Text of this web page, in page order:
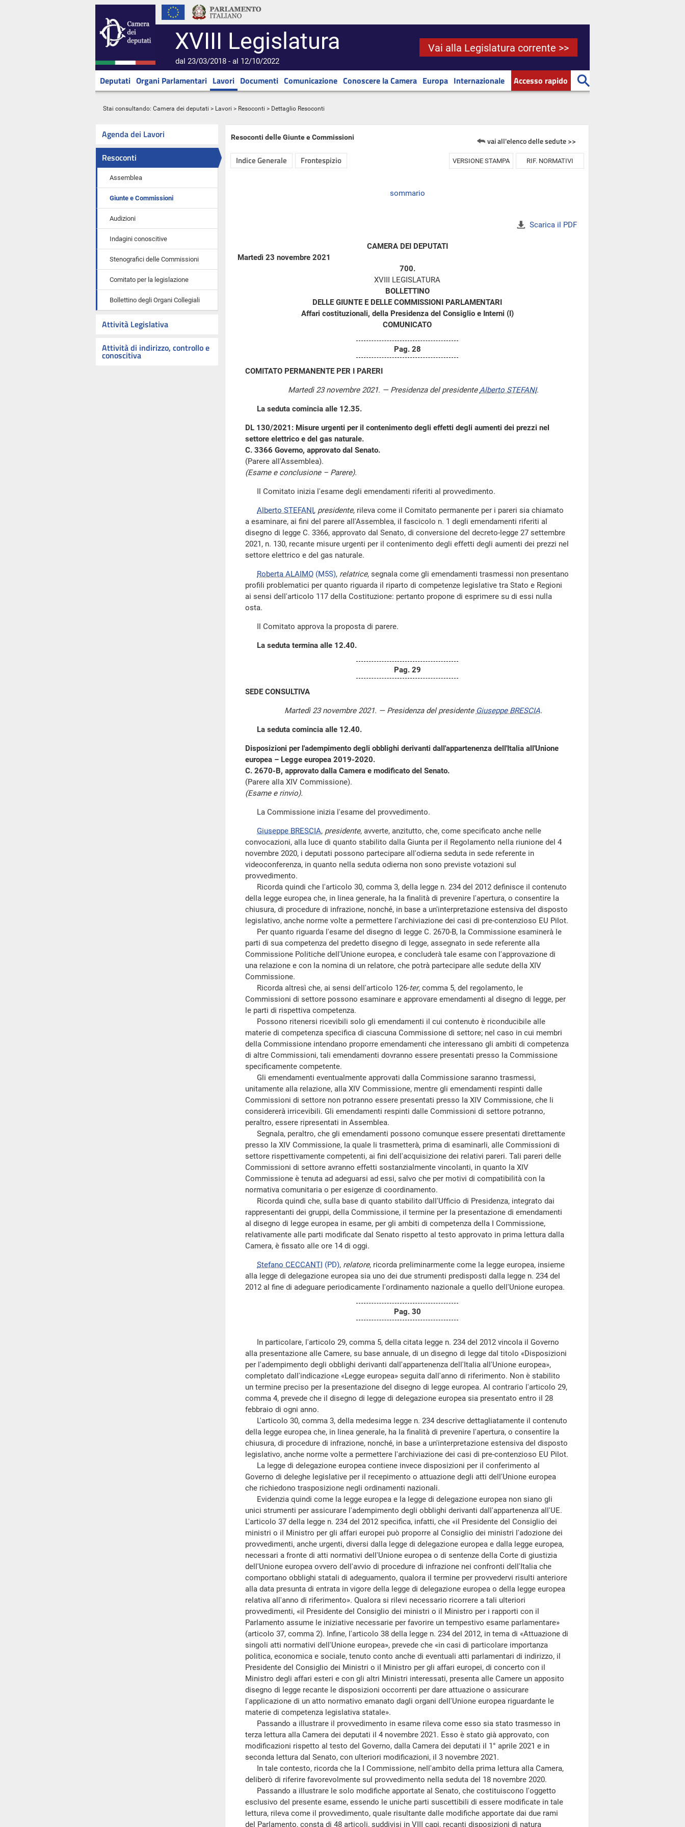
XVIII Legislatura
dal 23/03/2018 - al 12/10/2022
Vai alla Legislatura corrente >>
Deputati Organi Parlamentari Lavori Documenti Comunicazione Conoscere la Camera Europa Internazionale Accesso rapido
Stai consultando: Camera dei deputati > Lavori > Resoconti > Dettaglio Resoconti
Agenda dei Lavori
Resoconti
Assemblea
Giunte e Commissioni
Audizioni
Indagini conoscitive
Stenografici delle Commissioni
Comitato per la legislazione
Bollettino degli Organi Collegiali
Attività Legislativa
Attività di indirizzo, controllo e
conoscitiva
Resoconti delle Giunte e Commissioni vai all'elenco delle sedute >>
Indice Generale Frontespizio VERSIONE STAMPA RIF. NORMATIVI
sommario
Scarica il PDF
CAMERA DEI DEPUTATI
Martedì 23 novembre 2021
700.
XVIII LEGISLATURA
BOLLETTINO
DELLE GIUNTE E DELLE COMMISSIONI PARLAMENTARI
Affari costituzionali, della Presidenza del Consiglio e Interni (I)
COMUNICATO
Pag. 28
COMITATO PERMANENTE PER I PARERI
Martedì 23 novembre 2021. — Presidenza del presidenteAlberto STEFANI.
La seduta comincia alle 12.35.
DL 130/2021: Misure urgenti per il contenimento degli effetti degli aumenti dei prezzi nel
settore elettrico e del gas naturale.
C. 3366 Governo, approvato dal Senato.
(Parere all'Assemblea).
(Esame e conclusione – Parere).
Il Comitato inizia l'esame degli emendamenti riferiti al provvedimento.
Alberto STEFANI, presidente, rileva come il Comitato permanente per i pareri sia chiamato
a esaminare, ai fini del parere all'Assemblea, il fascicolo n. 1 degli emendamenti riferiti al
disegno di legge C. 3366, approvato dal Senato, di conversione del decreto-legge 27 settembre
2021, n. 130, recante misure urgenti per il contenimento degli effetti degli aumenti dei prezzi nel
settore elettrico e del gas naturale.
Roberta ALAIMO (M5S), relatrice, segnala come gli emendamenti trasmessi non presentano
profili problematici per quanto riguarda il riparto di competenze legislative tra Stato e Regioni
ai sensi dell'articolo 117 della Costituzione: pertanto propone di esprimere su di essi nulla
osta.
Il Comitato approva la proposta di parere.
La seduta termina alle 12.40.
Pag. 29
SEDE CONSULTIVA
Martedì 23 novembre 2021. — Presidenza del presidente Giuseppe BRESCIA.
La seduta comincia alle 12.40.
Disposizioni per l'adempimento degli obblighi derivanti dall'appartenenza dell'Italia all'Unione
europea – Legge europea 2019-2020.
C. 2670-B, approvato dalla Camera e modificato del Senato.
(Parere alla XIV Commissione).
(Esame e rinvio).
La Commissione inizia l'esame del provvedimento.
Giuseppe BRESCIA, presidente, avverte, anzitutto, che, come specificato anche nelle
convocazioni, alla luce di quanto stabilito dalla Giunta per il Regolamento nella riunione del 4
novembre 2020, i deputati possono partecipare all'odierna seduta in sede referente in
videoconferenza, in quanto nella seduta odierna non sono previste votazioni sul
provvedimento.
Ricorda quindi che l'articolo 30, comma 3, della legge n. 234 del 2012 definisce il contenuto
della legge europea che, in linea generale, ha la finalità di prevenire l'apertura, o consentire la
chiusura, di procedure di infrazione, nonché, in base a un'interpretazione estensiva del disposto
legislativo, anche norme volte a permettere l'archiviazione dei casi di pre-contenzioso EU Pilot.
Per quanto riguarda l'esame del disegno di legge C. 2670-B, la Commissione esaminerà le
parti di sua competenza del predetto disegno di legge, assegnato in sede referente alla
Commissione Politiche dell'Unione europea, e concluderà tale esame con l'approvazione di
una relazione e con la nomina di un relatore, che potrà partecipare alle sedute della XIV
Commissione.
Ricorda altresì che, ai sensi dell'articolo 126-ter, comma 5, del regolamento, le
Commissioni di settore possono esaminare e approvare emendamenti al disegno di legge, per
le parti di rispettiva competenza.
Possono ritenersi ricevibili solo gli emendamenti il cui contenuto è riconducibile alle
materie di competenza specifica di ciascuna Commissione di settore; nel caso in cui membri
della Commissione intendano proporre emendamenti che interessano gli ambiti di competenza
di altre Commissioni, tali emendamenti dovranno essere presentati presso la Commissione
specificamente competente.
Gli emendamenti eventualmente approvati dalla Commissione saranno trasmessi,
unitamente alla relazione, alla XIV Commissione, mentre gli emendamenti respinti dalle
Commissioni di settore non potranno essere presentati presso la XIV Commissione, che li
considererà irricevibili. Gli emendamenti respinti dalle Commissioni di settore potranno,
peraltro, essere ripresentati in Assemblea.
Segnala, peraltro, che gli emendamenti possono comunque essere presentati direttamente
presso la XIV Commissione, la quale li trasmetterà, prima di esaminarli, alle Commissioni di
settore rispettivamente competenti, ai fini dell'acquisizione dei relativi pareri. Tali pareri delle
Commissioni di settore avranno effetti sostanzialmente vincolanti, in quanto la XIV
Commissione è tenuta ad adeguarsi ad essi, salvo che per motivi di compatibilità con la
normativa comunitaria o per esigenze di coordinamento.
Ricorda quindi che, sulla base di quanto stabilito dall'Ufficio di Presidenza, integrato dai
rappresentanti dei gruppi, della Commissione, il termine per la presentazione di emendamenti
al disegno di legge europea in esame, per gli ambiti di competenza della I Commissione,
relativamente alle parti modificate dal Senato rispetto al testo approvato in prima lettura dalla
Camera, è fissato alle ore 14 di oggi.
Stefano CECCANTI (PD), relatore, ricorda preliminarmente come la legge europea, insieme
alla legge di delegazione europea sia uno dei due strumenti predisposti dalla legge n. 234 del
2012 al fine di adeguare periodicamente l'ordinamento nazionale a quello dell'Unione europea.
Pag. 30
In particolare, l'articolo 29, comma 5, della citata legge n. 234 del 2012 vincola il Governo
alla presentazione alle Camere, su base annuale, di un disegno di legge dal titolo «Disposizioni
per l'adempimento degli obblighi derivanti dall'appartenenza dell'Italia all'Unione europea»,
completato dall'indicazione «Legge europea» seguita dall'anno di riferimento. Non è stabilito
un termine preciso per la presentazione del disegno di legge europea. Al contrario l'articolo 29,
comma 4, prevede che il disegno di legge di delegazione europea sia presentato entro il 28
febbraio di ogni anno.
L'articolo 30, comma 3, della medesima legge n. 234 descrive dettagliatamente il contenuto
della legge europea che, in linea generale, ha la finalità di prevenire l'apertura, o consentire la
chiusura, di procedure di infrazione, nonché, in base a un'interpretazione estensiva del disposto
legislativo, anche norme volte a permettere l'archiviazione dei casi di pre-contenzioso EU Pilot.
La legge di delegazione europea contiene invece disposizioni per il conferimento al
Governo di deleghe legislative per il recepimento o attuazione degli atti dell'Unione europea
che richiedono trasposizione negli ordinamenti nazionali.
Evidenzia quindi come la legge europea e la legge di delegazione europea non siano gli
unici strumenti per assicurare l'adempimento degli obblighi derivanti dall'appartenenza all'UE.
L'articolo 37 della legge n. 234 del 2012 specifica, infatti, che «il Presidente del Consiglio dei
ministri o il Ministro per gli affari europei può proporre al Consiglio dei ministri l'adozione dei
provvedimenti, anche urgenti, diversi dalla legge di delegazione europea e dalla legge europea,
necessari a fronte di atti normativi dell'Unione europea o di sentenze della Corte di giustizia
dell'Unione europea ovvero dell'avvio di procedure di infrazione nei confronti dell'Italia che
comportano obblighi statali di adeguamento, qualora il termine per provvedervi risulti anteriore
alla data presunta di entrata in vigore della legge di delegazione europea o della legge europea
relativa all'anno di riferimento». Qualora si rilevi necessario ricorrere a tali ulteriori
provvedimenti, «il Presidente del Consiglio dei ministri o il Ministro per i rapporti con il
Parlamento assume le iniziative necessarie per favorire un tempestivo esame parlamentare»
(articolo 37, comma 2). Infine, l'articolo 38 della legge n. 234 del 2012, in tema di «Attuazione di
singoli atti normativi dell'Unione europea», prevede che «in casi di particolare importanza
politica, economica e sociale, tenuto conto anche di eventuali atti parlamentari di indirizzo, il
Presidente del Consiglio dei Ministri o il Ministro per gli affari europei, di concerto con il
Ministro degli affari esteri e con gli altri Ministri interessati, presenta alle Camere un apposito
disegno di legge recante le disposizioni occorrenti per dare attuazione o assicurare
l'applicazione di un atto normativo emanato dagli organi dell'Unione europea riguardante le
materie di competenza legislativa statale».
Passando a illustrare il provvedimento in esame rileva come esso sia stato trasmesso in
terza lettura alla Camera dei deputati il 4 novembre 2021. Esso è stato già approvato, con
modificazioni rispetto al testo del Governo, dalla Camera dei deputati il 1° aprile 2021 e in
seconda lettura dal Senato, con ulteriori modificazioni, il 3 novembre 2021.
In tale contesto, ricorda che la I Commissione, nell'ambito della prima lettura alla Camera,
deliberò di riferire favorevolmente sul provvedimento nella seduta del 18 novembre 2020.
Passando a illustrare le solo modifiche apportate al Senato, che costituiscono l'oggetto
esclusivo del presente esame, essendo le uniche parti suscettibili di essere modificate in tale
lettura, rileva come il provvedimento, quale risultante dalle modifiche apportate dai due rami
del Parlamento, consta di 48 articoli, suddivisi in VIII capi, recanti disposizioni di natura